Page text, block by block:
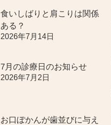
食いしばりと肩こりは関係
ある？
2026年7月14日
7月の診療日のお知らせ
2026年7月2日
お口ぽかんが歯並びに与え